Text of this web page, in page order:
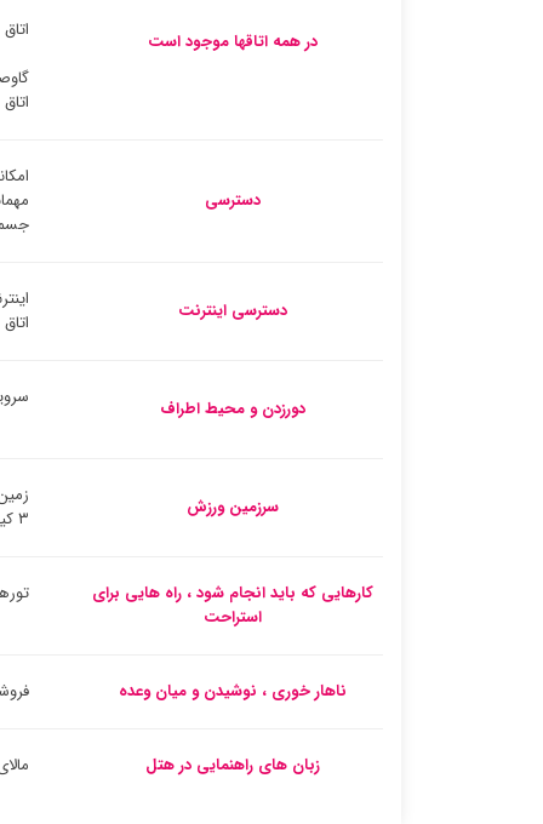
در همه اتاقها موجود است
اتاق
دسترسی
دسترسی اینترنت
اتاق
دورزدن و محیط اطراف
سرزمین ورزش
۳ کیلومتر)
کارهایی که باید انجام شود ، راه هایی برای
استراحت
ناهار خوری ، نوشیدن و میان وعده
زبان های راهنمایی در هتل